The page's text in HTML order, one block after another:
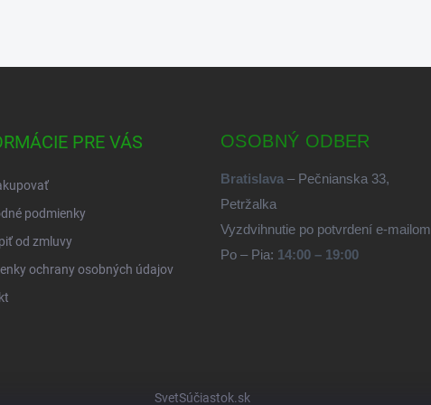
PRE VÁS
podmienky
od zmluvy
ochrany osobných údajov
OSOBNÝ ODBER
Bratislava – Pečnianska 33,
Petržalka
Vyzdvihnutie po potvrdení e-mailom
Po – Pia: 14:00 – 19:00
SvetSúčiastok.sk